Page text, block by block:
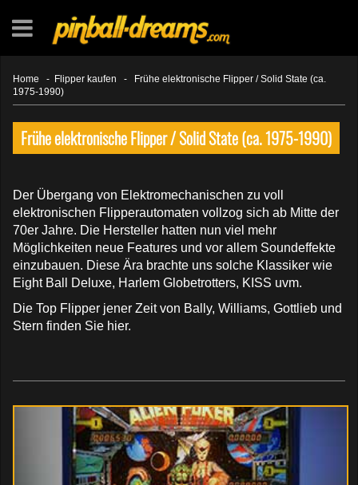
Home - Flipper kaufen -
Frühe elektronische Flipper / Solid State (ca.
1975-1990)
Frühe elektronische Flipper / Solid State (ca. 1975-1990)
Der Übergang von Elektromechanischen zu voll
elektronischen Flipperautomaten vollzog sich ab Mitte der
70er Jahre. Die Hersteller hatten nun viel mehr
Möglichkeiten neue Features und vor allem Soundeffekte
einzubauen. Diese Ära brachte uns solche Klassiker wie
Eight Ball Deluxe, Harlem Globetrotters, KISS uvm.
Die Top Flipper jener Zeit von Bally, Williams, Gottlieb und
Stern finden Sie hier.